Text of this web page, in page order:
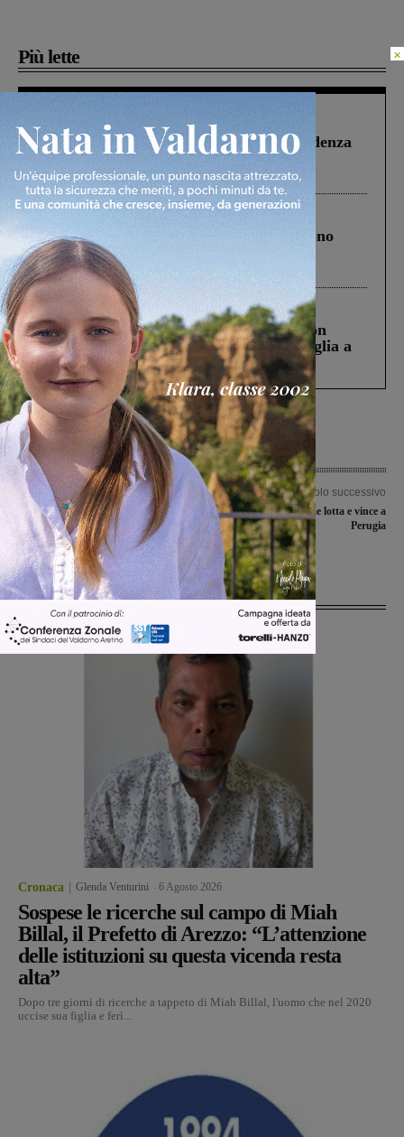
Più lette
Figline Incisa Valdarno
Piscina di Figline finanziata oltre la scadenza
Pnrr, il gruppo di Fratelli d’Italia: “Un
ringraziamento al Governo”
Cronaca 4 Agosto 2026
Un anno fa la strage in A1 in cui morirono
Gianni, Giulia e Franco. Lo schianto, il
processo, lo stop ai sorpassi fra tir....
Cronaca 3 Agosto 2026
Scomparso da una struttura di Castiglion
Fiorentino l’uomo che aveva ucciso la figlia a
Levane nel 2020
Articolo precedente
Ancora rifiuti ammassati fuori dai
cassonetti, scene di degrado
quotidiano
Articolo successivo
Valdarno Insieme lotta e vince a
Perugia
Ultime Notizie
Cronaca Glenda Venturini 6 Agosto 2026
Sospese le ricerche sul campo di Miah
Billal, il Prefetto di Arezzo: “L’attenzione
delle istituzioni su questa vicenda resta
alta”
Dopo tre giorni di ricerche a tappeto di Miah Billal, l'uomo che nel 2020
uccise sua figlia e ferì...
×